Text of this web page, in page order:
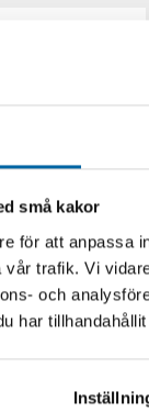
små kakor
för att anpassa
trafik. Vi
och
harblock (winch